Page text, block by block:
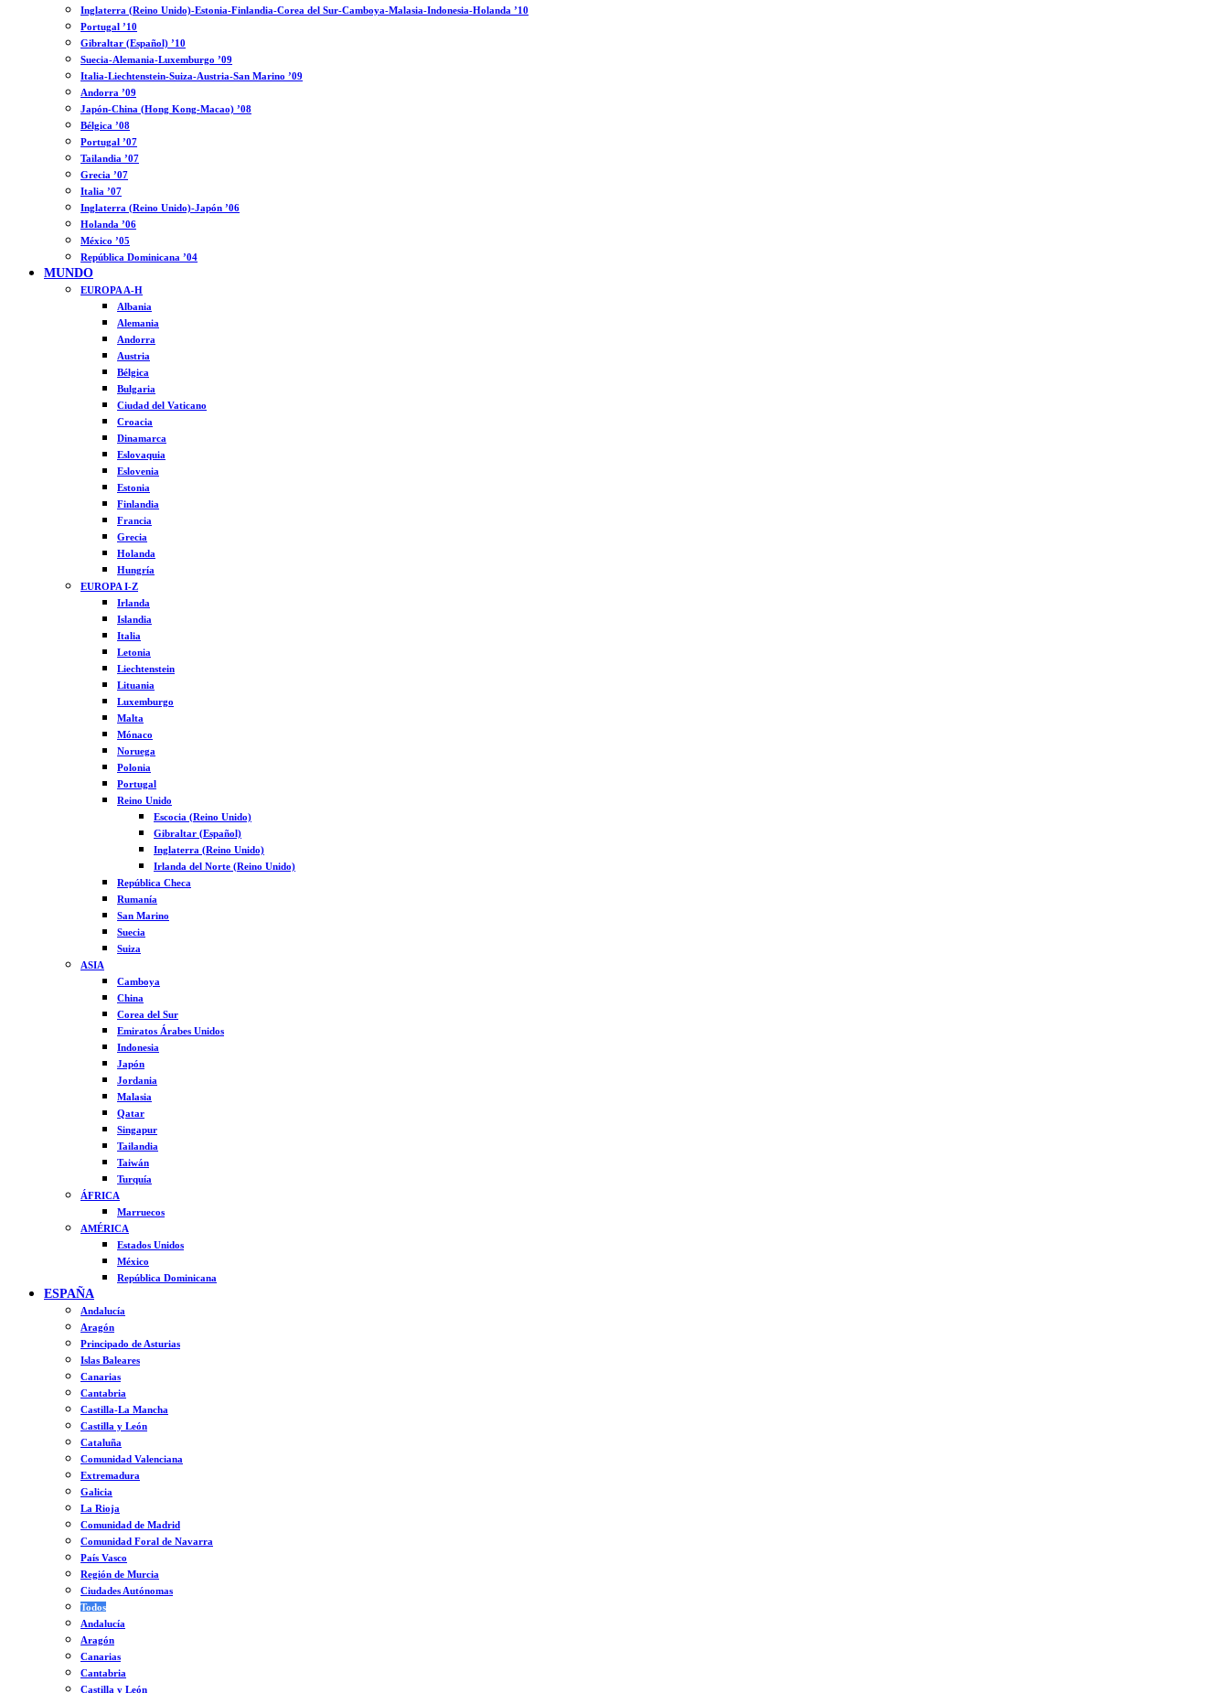
Inglaterra (Reino Unido)-Estonia-Finlandia-Corea del Sur-Camboya-Malasia-Indonesia-Holanda ’10
Portugal ’10
Gibraltar (Español) ’10
Suecia-Alemania-Luxemburgo ’09
Italia-Liechtenstein-Suiza-Austria-San Marino ’09
Andorra ’09
Japón-China (Hong Kong-Macao) ’08
Bélgica ’08
Portugal ’07
Tailandia ’07
Grecia ’07
Italia ’07
Inglaterra (Reino Unido)-Japón ’06
Holanda ’06
México ’05
República Dominicana ’04
MUNDO
EUROPA A-H
Albania
Alemania
Andorra
Austria
Bélgica
Bulgaria
Ciudad del Vaticano
Croacia
Dinamarca
Eslovaquia
Eslovenia
Estonia
Finlandia
Francia
Grecia
Holanda
Hungría
EUROPA I-Z
Irlanda
Islandia
Italia
Letonia
Liechtenstein
Lituania
Luxemburgo
Malta
Mónaco
Noruega
Polonia
Portugal
Reino Unido
Escocia (Reino Unido)
Gibraltar (Español)
Inglaterra (Reino Unido)
Irlanda del Norte (Reino Unido)
República Checa
Rumanía
San Marino
Suecia
Suiza
ASIA
Camboya
China
Corea del Sur
Emiratos Árabes Unidos
Indonesia
Japón
Jordania
Malasia
Qatar
Singapur
Tailandia
Taiwán
Turquía
ÁFRICA
Marruecos
AMÉRICA
Estados Unidos
México
República Dominicana
ESPAÑA
Andalucía
Aragón
Principado de Asturias
Islas Baleares
Canarias
Cantabria
Castilla-La Mancha
Castilla y León
Cataluña
Comunidad Valenciana
Extremadura
Galicia
La Rioja
Comunidad de Madrid
Comunidad Foral de Navarra
País Vasco
Región de Murcia
Ciudades Autónomas
Todos
Andalucía
Aragón
Canarias
Cantabria
Castilla y León